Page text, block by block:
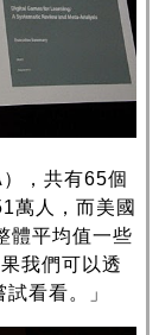
，共有65個
萬人，而美國
體平均值一些
我們可以透
看看。」